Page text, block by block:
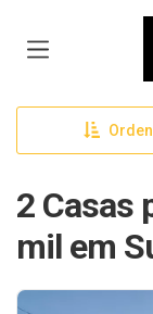
2 Casas
mil em